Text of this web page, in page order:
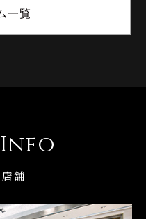
一覧
舗